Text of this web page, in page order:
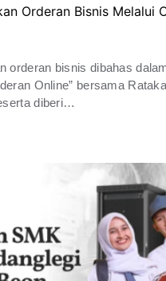
Orderan Bisnis Melalui
orderan bisnis dibahas
Online” bersama
diberi…